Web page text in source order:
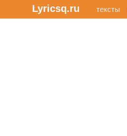
Lyricsq.ru тексты